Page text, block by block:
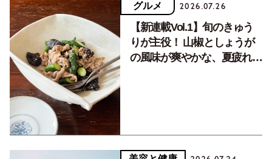
グルメ 2026.07.26
【新連載Vol.1】旬のきゅう
りが主役！ 山椒としょうが
の風味が爽やかな、夏疲れを